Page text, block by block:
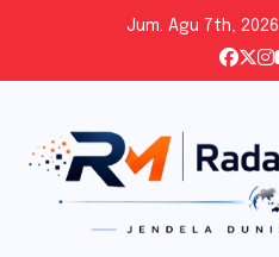
content
Jum. Agu 7th, 2026